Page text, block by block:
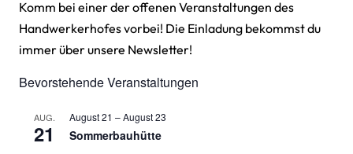
Komm bei einer der offenen Veranstaltungen des
Handwerkerhofes vorbei! Die Einladung bekommst du
immer über unsere Newsletter!
Bevorstehende Veranstaltungen
AUG.
21
August 21 –August 23
Sommerbauhütte